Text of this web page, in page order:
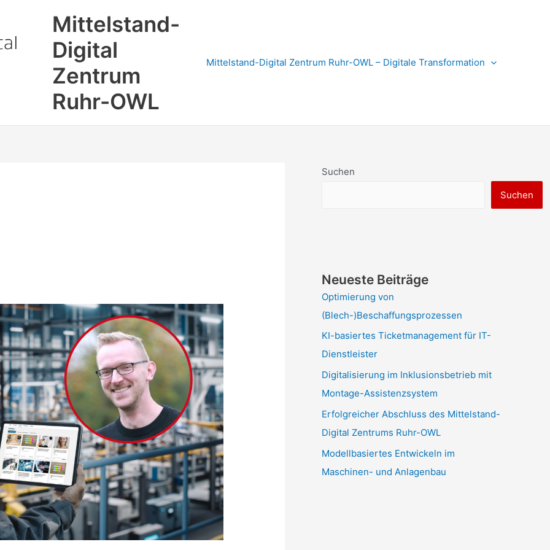
Mittelstand-
Digital
Zentrum
Ruhr-OWL
Mittelstand-Digital Zentrum Ruhr-OWL – Digitale Transformation
Suchen
Suchen
Neueste Beiträge
Optimierung von
(Blech-)Beschaffungsprozessen
KI-basiertes Ticketmanagement für IT-
Dienstleister
Digitalisierung im Inklusionsbetrieb mit
Montage-Assistenzsystem
Erfolgreicher Abschluss des Mittelstand-
Digital Zentrums Ruhr-OWL
Modellbasiertes Entwickeln im
Maschinen- und Anlagenbau